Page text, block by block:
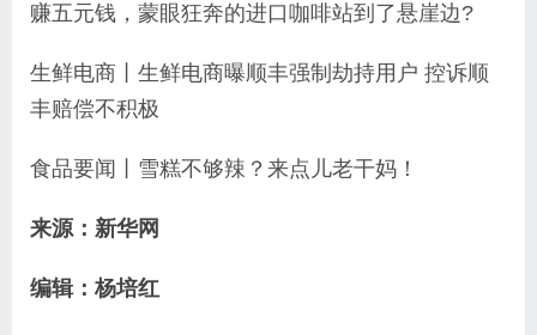
赚五元钱，蒙眼狂奔的进口咖啡站到了悬崖边?
生鲜电商丨生鲜电商曝顺丰强制劫持用户 控诉顺
丰赔偿不积极
食品要闻丨雪糕不够辣？来点儿老干妈！
来源：新华网
编辑：杨培红